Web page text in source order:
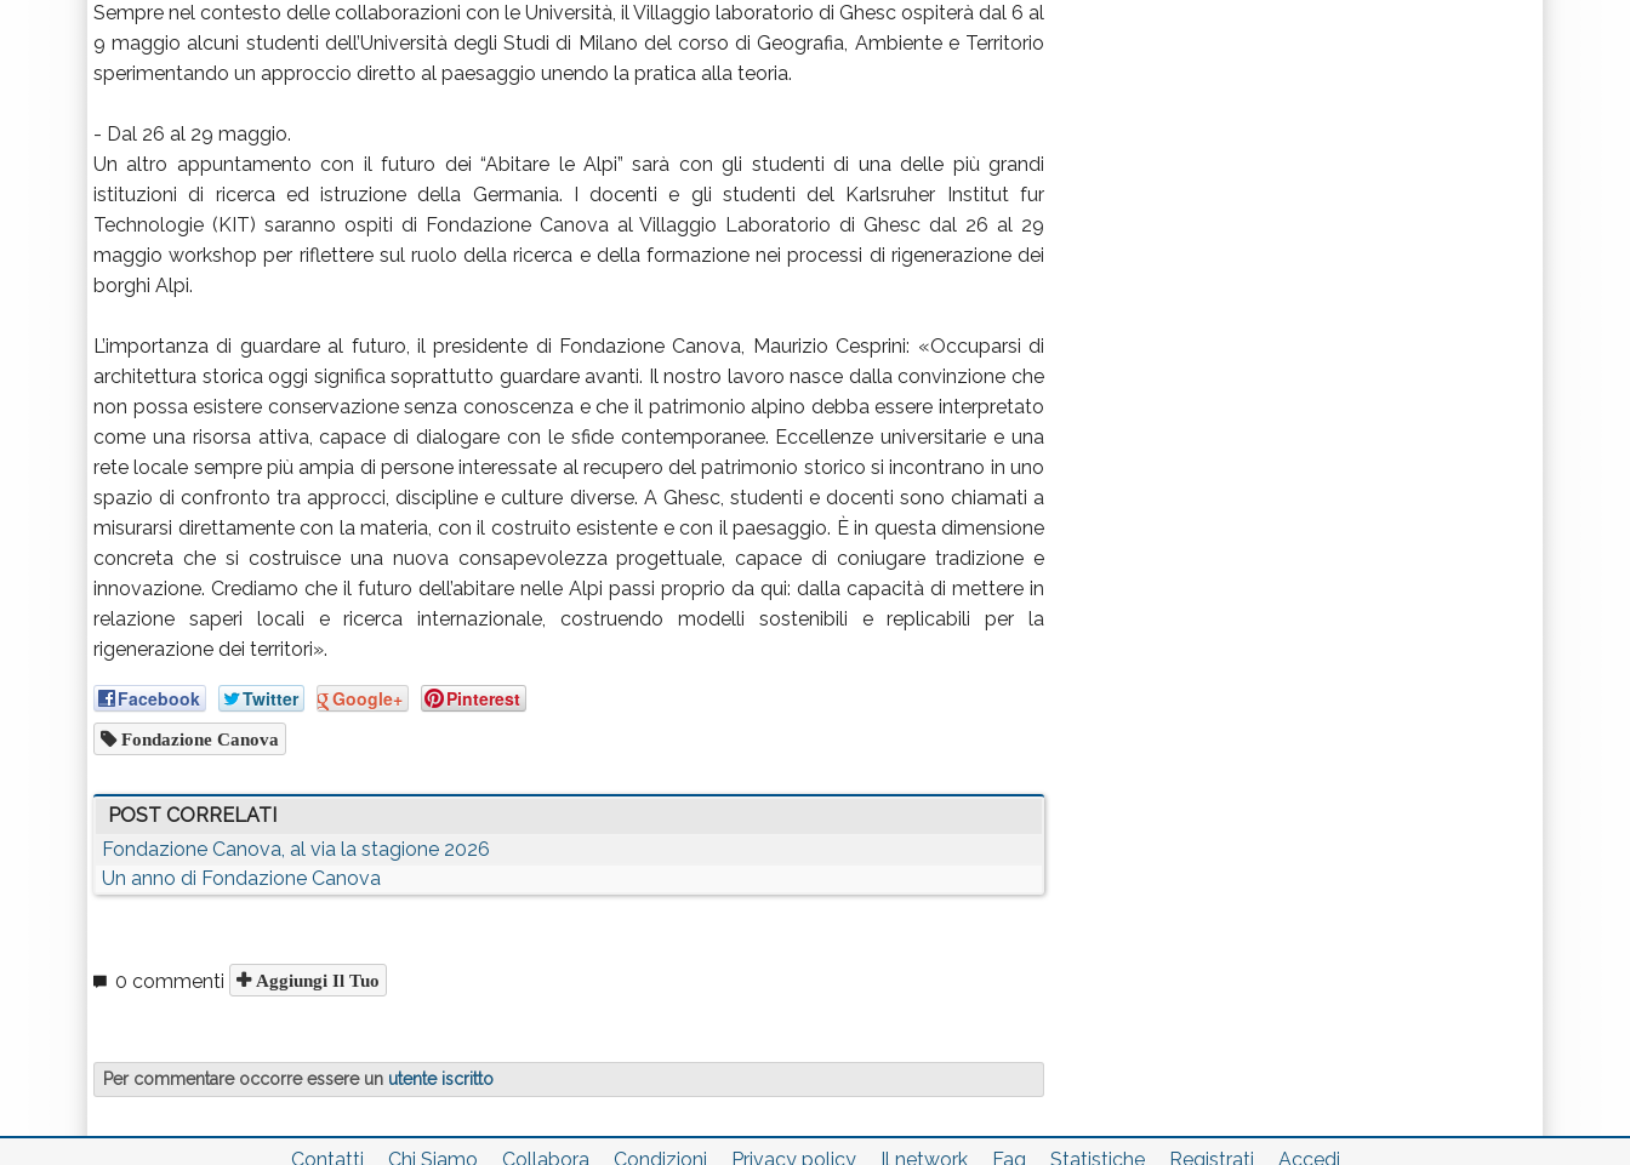
Sempre nel contesto delle collaborazioni con le Università, il Villaggio laboratorio di Ghesc ospiterà dal 6 al
9 maggio alcuni studenti dell’Università degli Studi di Milano del corso di Geografia, Ambiente e Territorio
sperimentando un approccio diretto al paesaggio unendo la pratica alla teoria.
- Dal 26 al 29 maggio.
Un altro appuntamento con il futuro dei “Abitare le Alpi” sarà con gli studenti di una delle più grandi
istituzioni di ricerca ed istruzione della Germania. I docenti e gli studenti del Karlsruher Institut fur
Technologie (KIT) saranno ospiti di Fondazione Canova al Villaggio Laboratorio di Ghesc dal 26 al 29
maggio workshop per riflettere sul ruolo della ricerca e della formazione nei processi di rigenerazione dei
borghi Alpi.
L’importanza di guardare al futuro, il presidente di Fondazione Canova, Maurizio Cesprini: «Occuparsi di
architettura storica oggi significa soprattutto guardare avanti. Il nostro lavoro nasce dalla convinzione che
non possa esistere conservazione senza conoscenza e che il patrimonio alpino debba essere interpretato
come una risorsa attiva, capace di dialogare con le sfide contemporanee. Eccellenze universitarie e una
rete locale sempre più ampia di persone interessate al recupero del patrimonio storico si incontrano in uno
spazio di confronto tra approcci, discipline e culture diverse. A Ghesc, studenti e docenti sono chiamati a
misurarsi direttamente con la materia, con il costruito esistente e con il paesaggio. È in questa dimensione
concreta che si costruisce una nuova consapevolezza progettuale, capace di coniugare tradizione e
innovazione. Crediamo che il futuro dell’abitare nelle Alpi passi proprio da qui: dalla capacità di mettere in
relazione saperi locali e ricerca internazionale, costruendo modelli sostenibili e replicabili per la
rigenerazione dei territori».
Facebook Twitter Google+ Pinterest
Fondazione Canova
POST CORRELATI
Fondazione Canova, al via la stagione 2026
Un anno di Fondazione Canova
0 commenti Aggiungi Il Tuo
Per commentare occorre essere un utente iscritto
Contatti Chi Siamo Collabora Condizioni Privacy policy Il network Faq Statistiche Registrati Accedi